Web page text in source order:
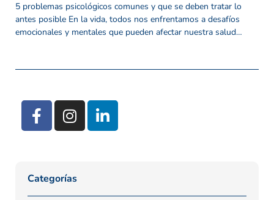
5 problemas psicológicos comunes y que se deben tratar lo
antes posible En la vida, todos nos enfrentamos a desafíos
emocionales y mentales que pueden afectar nuestra salud
importancia y buscar formas de tratarlos adecuadamente. Por
y proporcionaremos información valiosa sobre cómo abordarlos
de manera efectiva. Si estás pasando por dificultades
emocionales, ¡has llegado al lugar correcto! ¿Qué es un
y emocional. Puede manifestarse de diversas formas, como
cambios de humor intensos, ansiedad persistente,
Categorías